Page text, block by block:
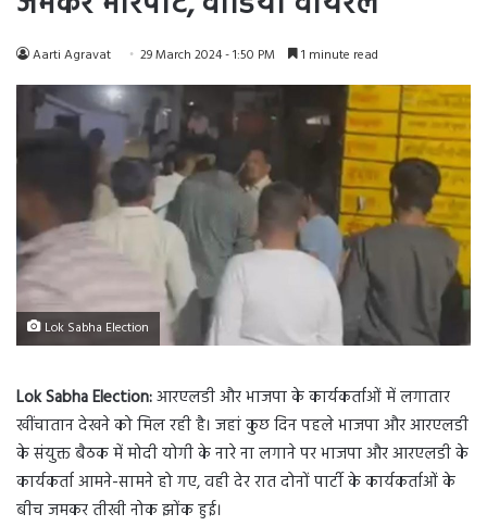
Aarti Agravat 29 March 2024 - 1:50 PM 1 minute read
Lok Sabha Election
Lok Sabha Election:आरएलडी और भाजपा के कार्यकर्ताओं में लगातार
खींचातान देखने को मिल रही है। जहां कुछ दिन पहले भाजपा और आरएलडी
के संयुक्त बैठक में मोदी योगी के नारे ना लगाने पर भाजपा और आरएलडी के
कार्यकर्ता आमने-सामने हो गए, वही देर रात दोनों पार्टी के कार्यकर्ताओं के
बीच जमकर तीखी नोक झोंक हुई।